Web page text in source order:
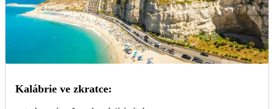
Kalábrie ve zkratce: